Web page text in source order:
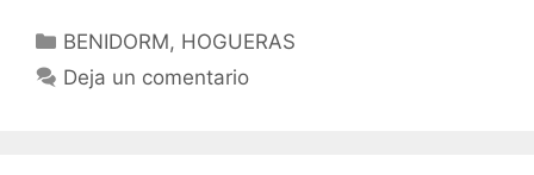
Categorías
BENIDORM, HOGUERAS
Deja un comentario